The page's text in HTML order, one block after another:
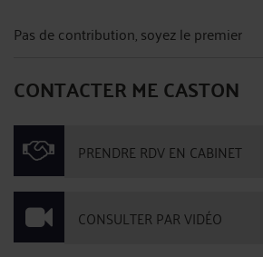
Pas de contribution, soyez le premier
CONTACTER ME CASTON
PRENDRE RDV EN CABINET
CONSULTER PAR VIDÉO